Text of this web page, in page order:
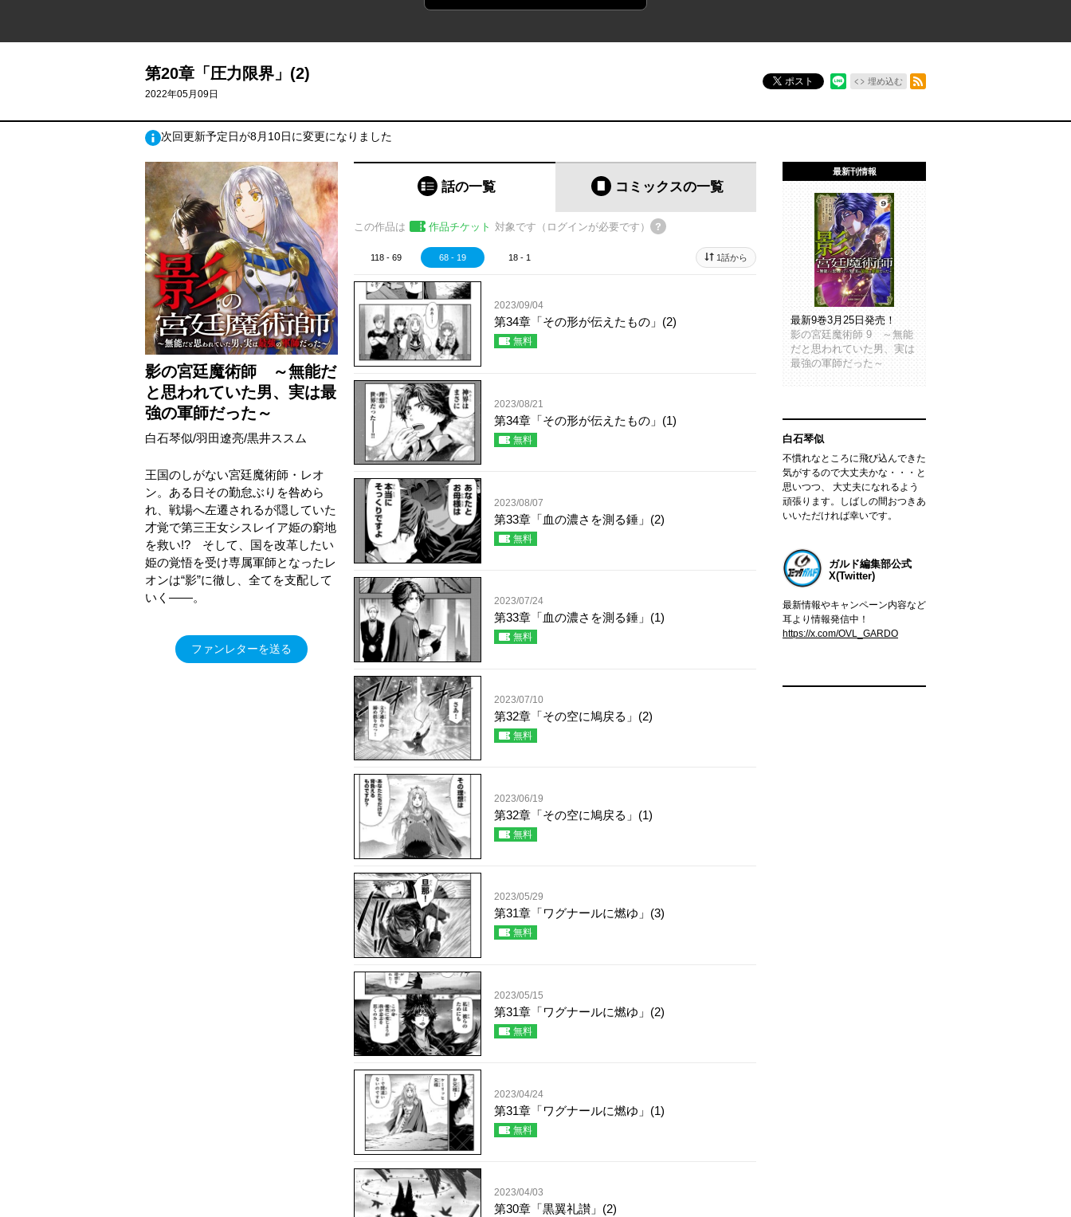
第20章「圧力限界」(2)
2022年05月09日
ポスト 埋め込む
次回更新予定日が8月10日に変更になりました
影の宮廷魔術師 ～無能だ
と思われていた男、実は最
強の軍師だった～
白石琴似/羽田遼亮/黒井ススム
王国のしがない宮廷魔術師・レオ
ン。ある日その勤怠ぶりを咎めら
れ、戦場へ左遷されるが隠していた
才覚で第三王女シスレイア姫の窮地
を救い!? そして、国を改革したい
姫の覚悟を受け専属軍師となったレ
オンは“影”に徹し、全てを支配して
いく――。
ファンレターを送る
話の一覧 コミックスの一覧
この作品は 作品チケット 対象です（ログインが必要です）
118 - 69 68 - 19 18 - 1 1話から
2023/09/04
第34章「その形が伝えたもの」(2)
無料
2023/08/21
第34章「その形が伝えたもの」(1)
無料
2023/08/07
第33章「血の濃さを測る錘」(2)
無料
2023/07/24
第33章「血の濃さを測る錘」(1)
無料
2023/07/10
第32章「その空に鳩戻る」(2)
無料
2023/06/19
第32章「その空に鳩戻る」(1)
無料
2023/05/29
第31章「ワグナールに燃ゆ」(3)
無料
2023/05/15
第31章「ワグナールに燃ゆ」(2)
無料
2023/04/24
第31章「ワグナールに燃ゆ」(1)
無料
2023/04/03
第30章「黒翼礼讃」(2)
最新刊情報
最新9巻3月25日発売！
影の宮廷魔術師 9 ～無能
だと思われていた男、実は
最強の軍師だった～
白石琴似
不慣れなところに飛び込んできた
気がするので大丈夫かな・・・と
思いつつ、 大丈夫になれるよう
頑張ります。しばしの間おつきあ
いいただければ幸いです。
ガルド編集部公式
X(Twitter)
最新情報やキャンペーン内容など
耳より情報発信中！
https://x.com/OVL_GARDO